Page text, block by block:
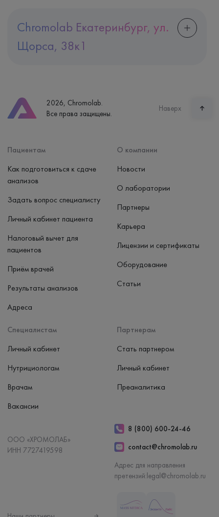
Chromolab Екатеринбург, ул.
Щорса, 38к1
Часы работы
пн-вс: 7:30-15:00
2026, Chromolab.
Все права защищены.
Наверх
Пациентам
Как подготовиться к сдаче
анализов
Задать вопрос специалисту
Личный кабинет пациента
Налоговый вычет для
пациентов
Приём врачей
Результаты анализов
Адреса
Специалистам
Личный кабинет
Нутрициологам
Врачам
Вакансии
Партнерам
Стать партнером
Личный кабинет
Преаналитика
О компании
Новости
О лаборатории
Партнеры
Карьера
Лицензии и сертификаты
Оборудование
Статьи
ООО «ХРОМОЛАБ»
ИНН 7727419598
8 (800) 600-24-46
contact@chromolab.ru
Адрес для направления
претензий:legal@chromolab.ru